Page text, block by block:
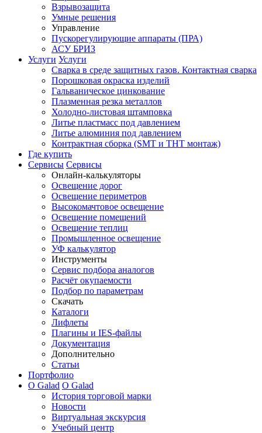
Взрывозащита
Умные решения
Управление
Пускорегулирующие аппараты (ПРА)
АСУ БРИЗ
Услуги Услуги
Сварка в среде защитных газов. Контактная сварка
Порошковая окраска изделий
Гальваническое цинкование
Плазменная резка металлов
Холодно-листовая штамповка
Литье пластмасс под давлением
Литье алюминия под давлением
Контрактная сборка (SMT и THT монтаж)
Где купить
Сервисы Сервисы
Онлайн-калькуляторы
Освещение дорог
Освещение периметров
Высокомачтовое освещение
Освещение помещений
Освещение теплиц
Промышленное освещение
УФ калькулятор
Инструменты
Сервис подбора аналогов
Расчёт окупаемости
Подбор по параметрам
Скачать
Каталоги
Лифлеты
Плагины и IES-файлы
Документация
Дополнительно
Статьи
Портфолио
О Galad О Galad
История торговой марки
Новости
Виртуальная экскурсия
Учебный центр